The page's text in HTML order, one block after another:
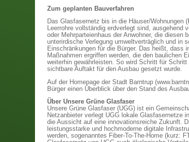
Zum geplanten Bauverfahren
Das Glasfasernetz bis in die Häuser/Wohnungen
Leerrohre vollständig erdverlegt sind, ausgehend
oder Mehrparteienhaus der Anwohner, die
unterirdische Verlegung umweltverträglich und in
Einschränkungen für die Bürger. Das heißt, dass
Maßnahmen ergriffen werden, die den baulichen
weiterhin gewährleisten. So wird Schritt für
sichtbare Auftakt für den Ausbau gesetzt wurde.
Auf der Homepage der Stadt Barntrup
Bürger einen Überblick über den Stand des
Über Unsere Grüne Glasfaser
Unsere Grüne Glasfaser (UGG) ist ein
Netzanbieter verlegt UGG lokale Glasfasernetze
die Aussicht auf eine innovationsreiche Zukunft.
leistungsstarke und hochmoderne digitale
werden, sogenanntes Fiber-To-The-Home (kurz: